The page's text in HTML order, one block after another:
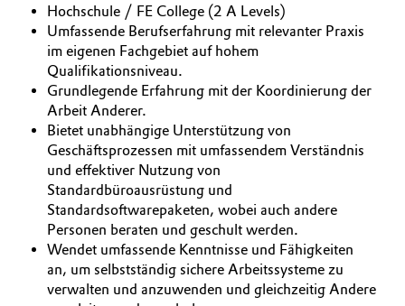
Pharma & Biopharma
Plastics & Rubber
Pulp, Paper & Packaging
Textiles, Leather & Nonwovens
Hochschule / FE College (2 A Levels)
Umfassende Berufserfahrung mit relevanter Praxis
im eigenen Fachgebiet auf hohem
Qualifikationsniveau.
Grundlegende Erfahrung mit der Koordinierung der
Arbeit Anderer.
Bietet unabhängige Unterstützung von
Geschäftsprozessen mit umfassendem Verständnis
und effektiver Nutzung von
Standardbüroausrüstung und
Standardsoftwarepaketen, wobei auch andere
Personen beraten und geschult werden.
Wendet umfassende Kenntnisse und Fähigkeiten
an, um selbstständig sichere Arbeitssysteme zu
verwalten und anzuwenden und gleichzeitig Andere